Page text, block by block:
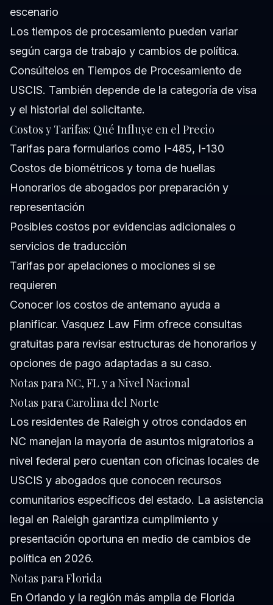
escenario
Los tiempos de procesamiento pueden variar
según carga de trabajo y cambios de política.
Consúltelos en Tiempos de Procesamiento de
USCIS. También depende de la categoría de visa
y el historial del solicitante.
Costos y Tarifas: Qué Influye en el Precio
Tarifas para formularios como I-485, I-130
Costos de biométricos y toma de huellas
Honorarios de abogados por preparación y
representación
Posibles costos por evidencias adicionales o
servicios de traducción
Tarifas por apelaciones o mociones si se
requieren
Conocer los costos de antemano ayuda a
planificar. Vasquez Law Firm ofrece consultas
gratuitas para revisar estructuras de honorarios y
opciones de pago adaptadas a su caso.
Notas para NC, FL y a Nivel Nacional
Notas para Carolina del Norte
Los residentes de Raleigh y otros condados en
NC manejan la mayoría de asuntos migratorios a
nivel federal pero cuentan con oficinas locales de
USCIS y abogados que conocen recursos
comunitarios específicos del estado. La asistencia
legal en Raleigh garantiza cumplimiento y
presentación oportuna en medio de cambios de
política en 2026.
Notas para Florida
En Orlando y la región más amplia de Florida